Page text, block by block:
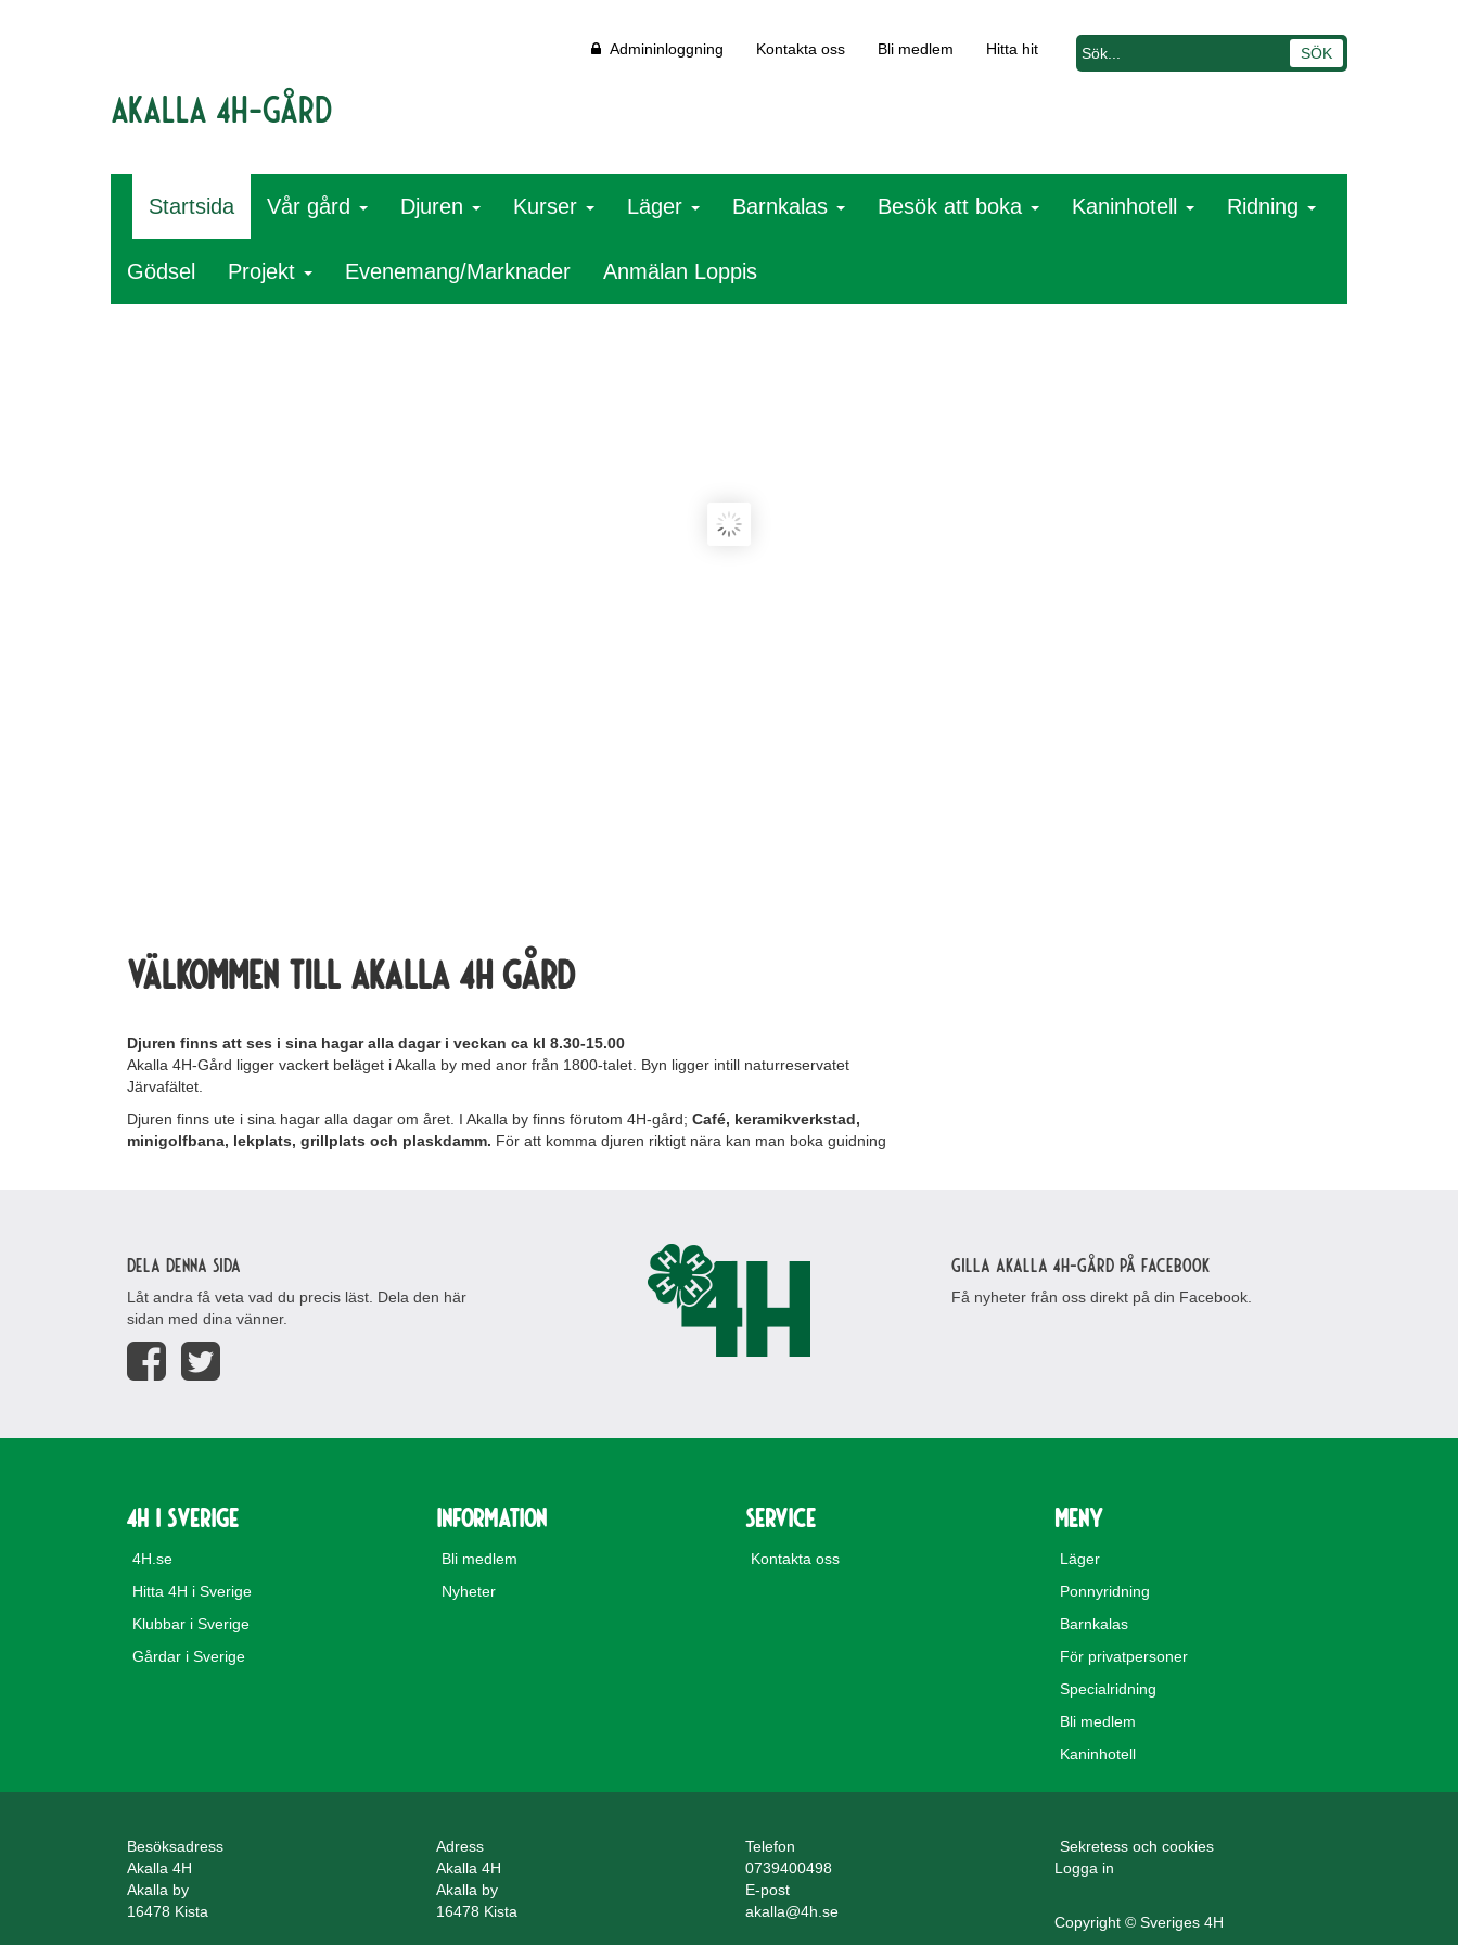
Akalla 4H-gård
Admininloggning Kontakta oss Bli medlem Hitta hit
Startsida Vår gård Djuren Kurser Läger Barnkalas Besök att boka Kaninhotell Ridning
Gödsel Projekt Evenemang/Marknader Anmälan Loppis
VÄLKOMMEN TILL AKALLA 4H GÅRD
Djuren finns att ses i sina hagar alla dagar i veckan ca kl 8.30-15.00
Akalla 4H-Gård ligger vackert beläget i Akalla by med anor från 1800-talet. Byn ligger intill naturreservatet
Järvafältet.
Djuren finns ute i sina hagar alla dagar om året. I Akalla by finns förutom 4H-gård; Café, keramikverkstad,
minigolfbana, lekplats, grillplats och plaskdamm. För att komma djuren riktigt nära kan man boka guidning
Dela denna sida
Låt andra få veta vad du precis läst. Dela den här
sidan med dina vänner.
Gilla Akalla 4H-gård på Facebook
Få nyheter från oss direkt på din Facebook.
4H i Sverige
4H.se
Hitta 4H i Sverige
Klubbar i Sverige
Gårdar i Sverige
Information
Bli medlem
Nyheter
Service
Kontakta oss
Meny
Läger
Ponnyridning
Barnkalas
För privatpersoner
Specialridning
Bli medlem
Kaninhotell
Besöksadress
Akalla 4H
Akalla by
16478 Kista
Adress
Akalla 4H
Akalla by
16478 Kista
Telefon
0739400498
E-post
akalla@4h.se
Sekretess och cookies
Logga in
Copyright © Sveriges 4H